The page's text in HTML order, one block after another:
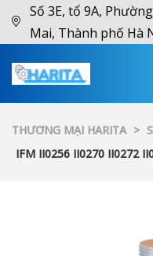
Số 3E, tổ 9A,
Mai, Thành phố Hà
THƯƠNG MẠI HARITA >
IFM II0256 II0270 II0272